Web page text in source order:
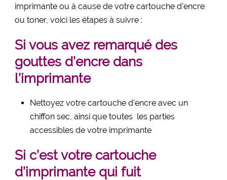
imprimante ou à cause de votre cartouche d’encre
ou toner, voici les étapes à suivre :
Si vous avez remarqué des
gouttes d’encre dans
l’imprimante
Nettoyez votre cartouche d’encre avec un
chiffon sec, ainsi que toutes les parties
accessibles de votre imprimante
Si c’est votre cartouche
d’imprimante qui fuit